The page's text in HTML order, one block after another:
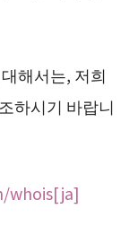
해서는, 저희
하시기 바랍니
whois[ja]